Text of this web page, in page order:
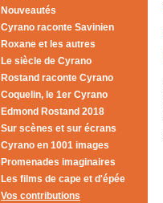
Nouveautés
Cyrano raconte Savinien
Roxane et les autres
Le siècle de Cyrano
Rostand raconte Cyrano
Coquelin, le 1er Cyrano
Edmond Rostand 2018
Sur scènes et sur écrans
Cyrano en 1001 images
Promenades imaginaires
Les films de cape et d'épée
Vos contributions